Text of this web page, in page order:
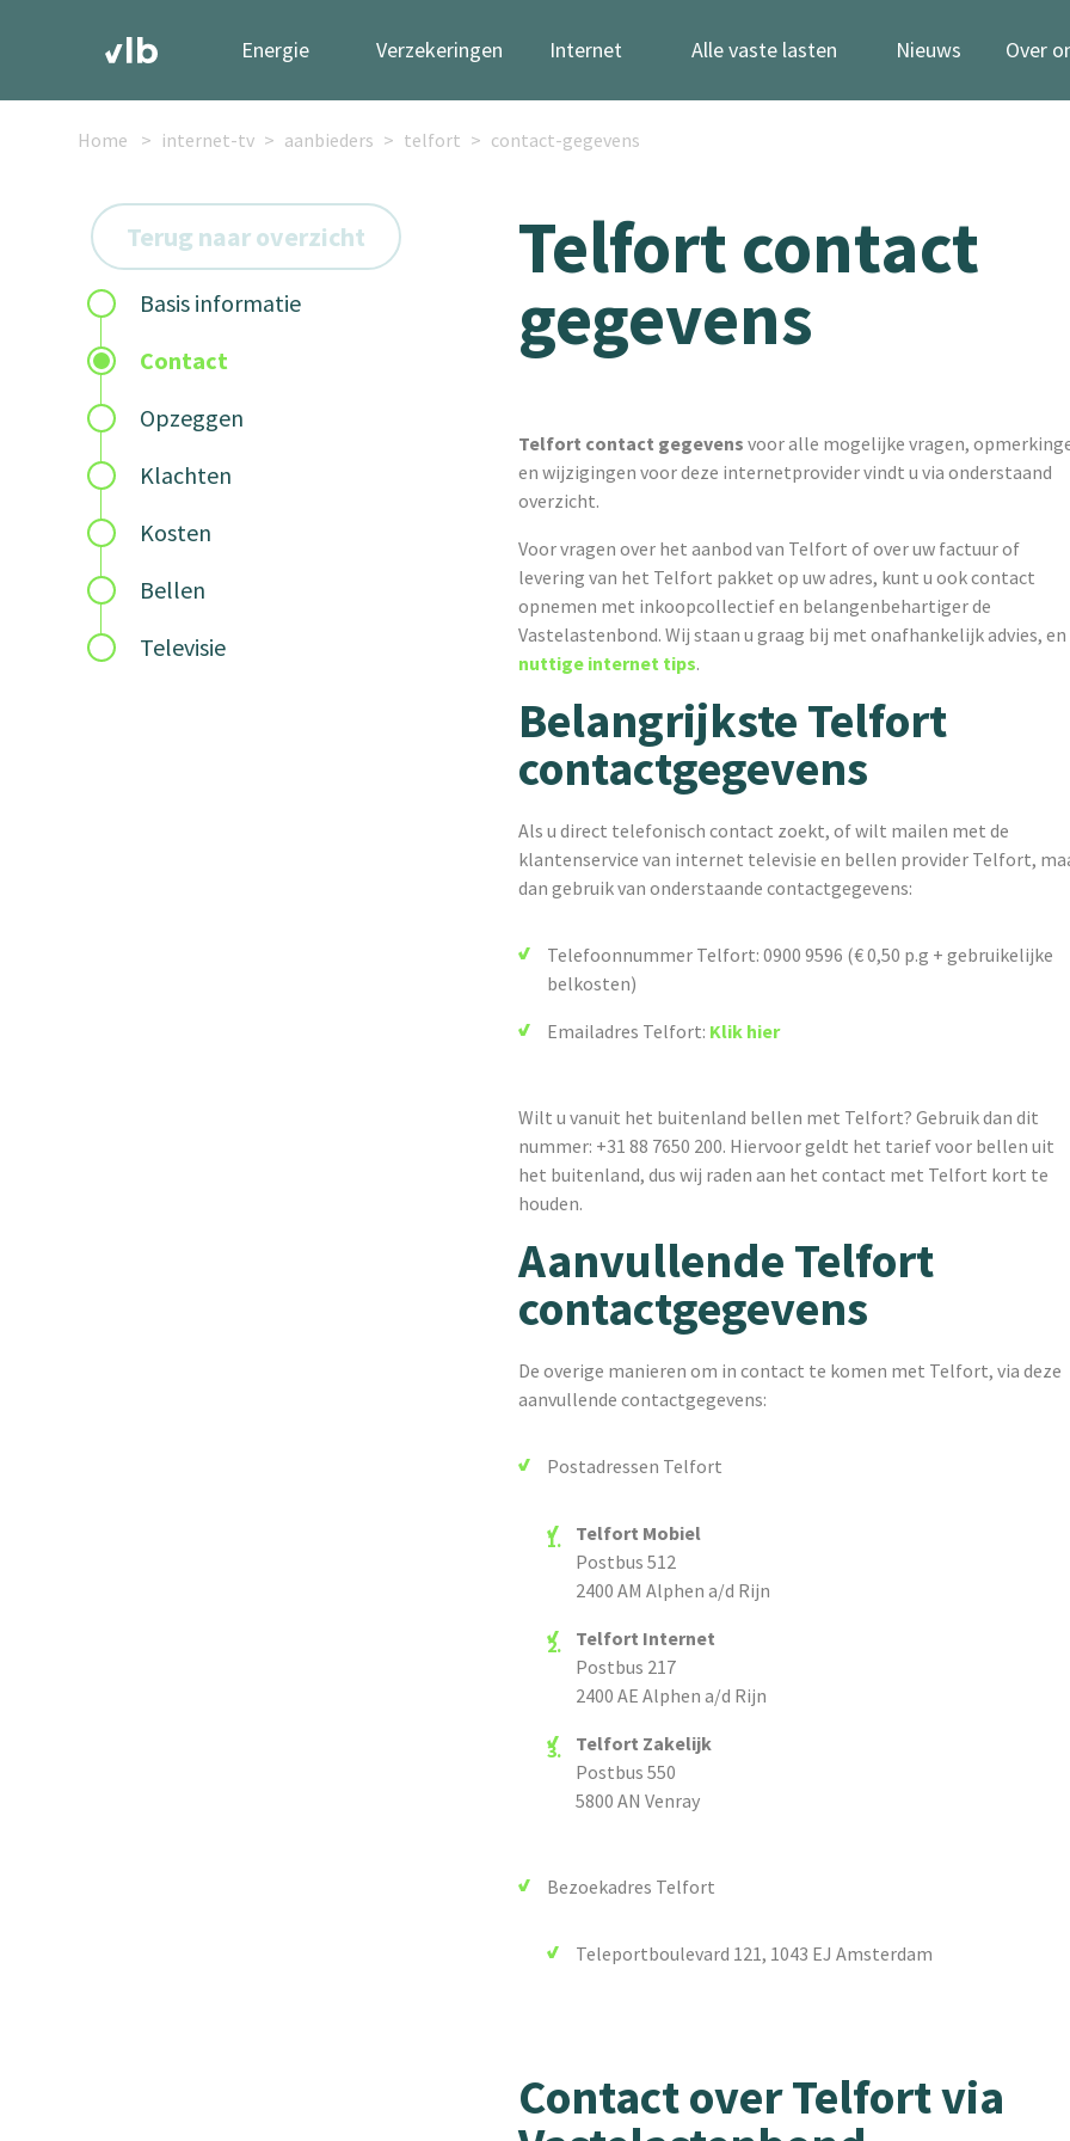
Energie Verzekeringen Internet Alle vaste lasten Nieuws Over
Home internet-tv aanbieders telfort contact-gegevens
Terug naar overzicht
Basis informatie
Contact
Opzeggen
Klachten
Kosten
Bellen
Televisie
Telfort contact
gegevens
Telfort contact gegevens voor alle mogelijke vragen,
en wijzigingen voor deze internetprovider vindt u via onderstaand
overzicht.
Voor vragen over het aanbod van Telfort of over uw factuur of
levering van het Telfort pakket op uw adres, kunt u ook contact
opnemen met inkoopcollectief en belangenbehartiger de
Vastelastenbond. Wij staan u graag bij met onafhankelijk advies, en
nuttige internet tips.
Belangrijkste Telfort
contactgegevens
Als u direct telefonisch contact zoekt, of wilt mailen met de
klantenservice van internet televisie en bellen provider Telfort,
dan gebruik van onderstaande contactgegevens:
Telefoonnummer Telfort: 0900 9596 (€ 0,50 p.g + gebruikelijke
belkosten)
Emailadres Telfort: Klik hier
Wilt u vanuit het buitenland bellen met Telfort? Gebruik dan dit
nummer: +31 88 7650 200. Hiervoor geldt het tarief voor bellen uit
het buitenland, dus wij raden aan het contact met Telfort kort te
houden.
Aanvullende Telfort
contactgegevens
De overige manieren om in contact te komen met Telfort, via deze
aanvullende contactgegevens:
Postadressen Telfort
Telfort Mobiel
Postbus 512
2400 AM Alphen a/d Rijn
Telfort Internet
Postbus 217
2400 AE Alphen a/d Rijn
Telfort Zakelijk
Postbus 550
5800 AN Venray
Bezoekadres Telfort
Teleportboulevard 121, 1043 EJ Amsterdam
Contact over Telfort via